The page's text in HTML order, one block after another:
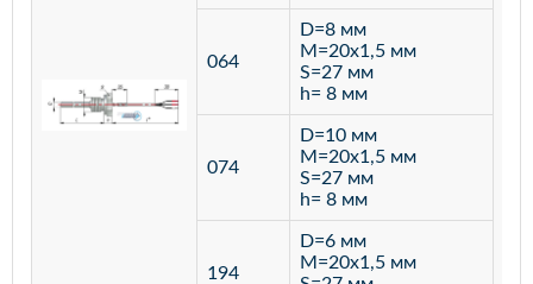
064
D=8 мм
M=20х1,5 мм
S=27 мм
h= 8 мм
074
D=10 мм
M=20х1,5 мм
S=27 мм
h= 8 мм
194
D=6 мм
M=20х1,5 мм